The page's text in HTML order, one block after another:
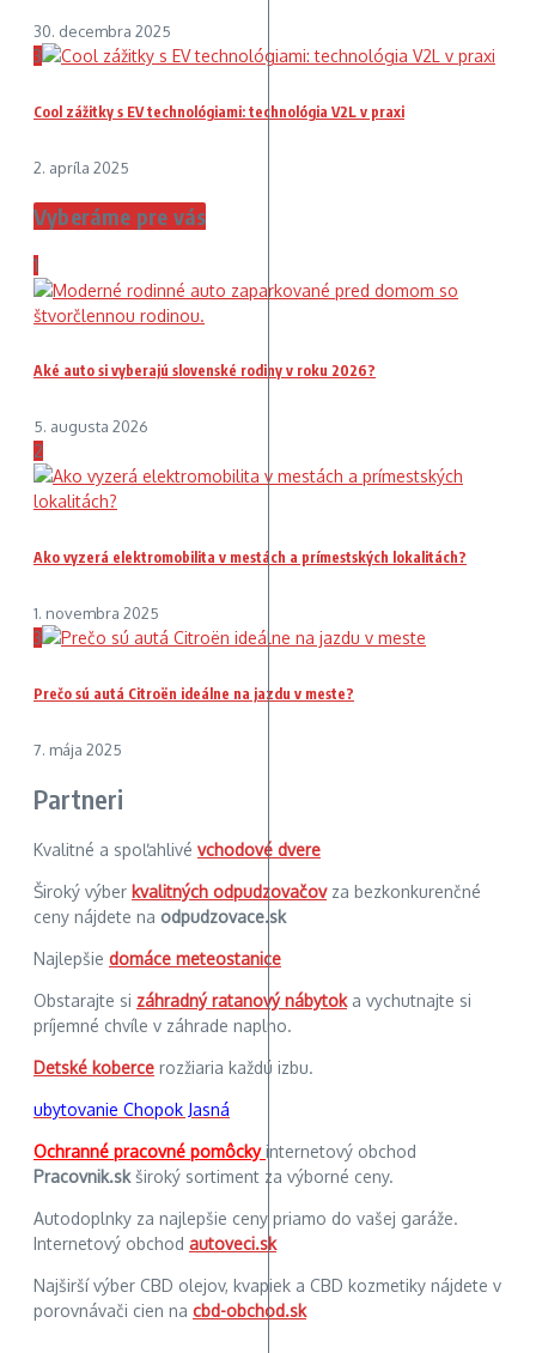
30. decembra 2025
3
Cool zážitky s EV technológiami: technológia V2L v praxi
2. apríla 2025
Vyberáme pre vás
1
Aké auto si vyberajú slovenské rodiny v roku 2026?
5. augusta 2026
2
Ako vyzerá elektromobilita v mestách a prímestských lokalitách?
1. novembra 2025
3
Prečo sú autá Citroën ideálne na jazdu v meste?
7. mája 2025
Partneri
Kvalitné a spoľahlivé vchodové dvere
Široký výber kvalitných odpudzovačovza bezkonkurenčné
ceny nájdete na odpudzovace.sk
Najlepšie domáce meteostanice
Obstarajte si záhradný ratanový nábytoka vychutnajte si
príjemné chvíle v záhrade naplno.
Detské koberce rozžiaria každú izbu.
ubytovanie Chopok Jasná
Ochranné pracovné pomôckyinternetový obchod
Pracovnik.skširoký sortiment za výborné ceny.
Autodoplnky za najlepšie ceny priamo do vašej garáže.
Internetový obchod autoveci.sk
Najširší výber CBD olejov, kvapiek a CBD kozmetiky nájdete v
porovnávači cien na cbd-obchod.sk